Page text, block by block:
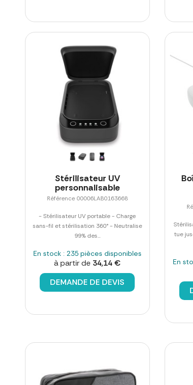
Stérilisateur UV
personnalisable
Référence 00006LAB0163668
- Stérilisateur UV portable - Charge
sans-fil et stérilisation 360° - Neutralise
99% des...
En stock : 235 pièces disponibles
à partir de 34,14 €
DEMANDE DE DEVIS
tue
En